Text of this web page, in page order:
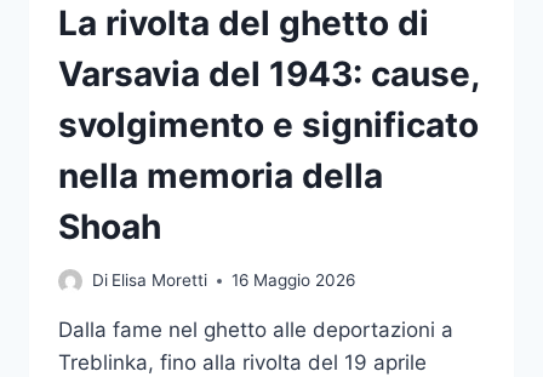
La rivolta del ghetto di
Varsavia del 1943: cause,
svolgimento e significato
nella memoria della
Shoah
Di Elisa Moretti 16 Maggio 2026
Dalla fame nel ghetto alle deportazioni a
Treblinka, fino alla rivolta del 19 aprile